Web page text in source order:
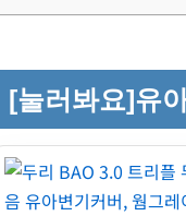
[눌러봐요]유